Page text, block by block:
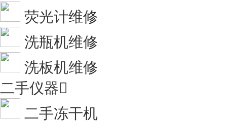
荧光计维修
洗瓶机维修
洗板机维修
二手仪器
二手冻干机